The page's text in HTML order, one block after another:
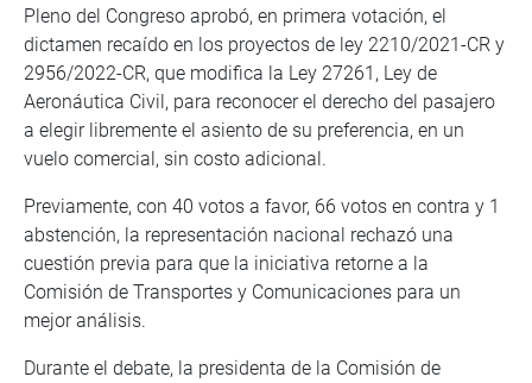
Pleno del Congreso aprobó, en primera votación, el
dictamen recaído en los proyectos de ley 2210/2021-CR y
2956/2022-CR, que modifica la Ley 27261, Ley de
Aeronáutica Civil, para reconocer el derecho del pasajero
a elegir libremente el asiento de su preferencia, en un
vuelo comercial, sin costo adicional.
Previamente, con 40 votos a favor, 66 votos en contra y 1
abstención, la representación nacional rechazó una
cuestión previa para que la iniciativa retorne a la
Comisión de Transportes y Comunicaciones para un
mejor análisis.
Durante el debate, la presidenta de la Comisión de